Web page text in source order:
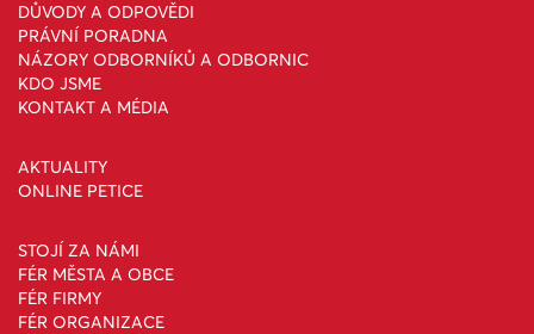
DŮVODY A ODPOVĚDI
PRÁVNÍ PORADNA
NÁZORY ODBORNÍKŮ A ODBORNIC
KDO JSME
KONTAKT A MÉDIA
AKTUALITY
ONLINE PETICE
STOJÍ ZA NÁMI
FÉR MĚSTA A OBCE
FÉR FIRMY
FÉR ORGANIZACE